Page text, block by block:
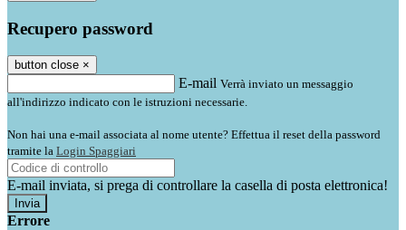
Recupero password
button close ×
E-mail Verrà inviato un messaggio
all'indirizzo indicato con le istruzioni necessarie.
Non hai una e-mail associata al nome utente? Effettua il reset della password
tramite la Login Spaggiari
E-mail inviata, si prega di controllare la casella di posta elettronica!
Errore